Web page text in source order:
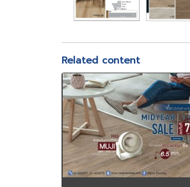
Related content